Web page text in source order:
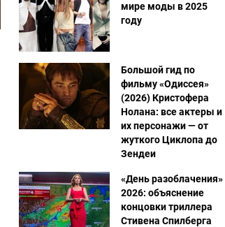
мире моды в 2025
году
Большой гид по
фильму «Одиссея»
(2026) Кристофера
Нолана: все актеры и
их персонажи — от
жуткого Циклопа до
Зендеи
«День разоблачения»
2026: объяснение
концовки триллера
Стивена Спилберга